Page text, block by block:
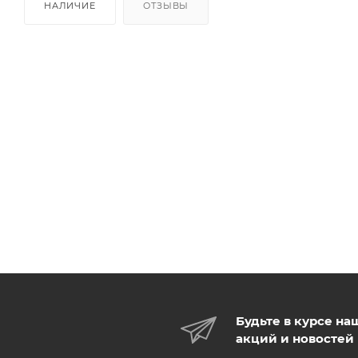
НАЛИЧИЕ ОТЗЫВЫ
Будьте в курсе
акций и новостей